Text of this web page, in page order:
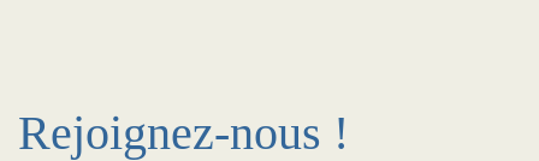
Rejoignez-nous !